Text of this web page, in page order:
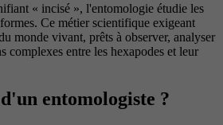
« incisé », l'entomologie étudie les
Ce métier scientifique exigeant
monde vivant, prêts à observer, analyser
complexes entre les hexapodes et leur
entomologiste ?